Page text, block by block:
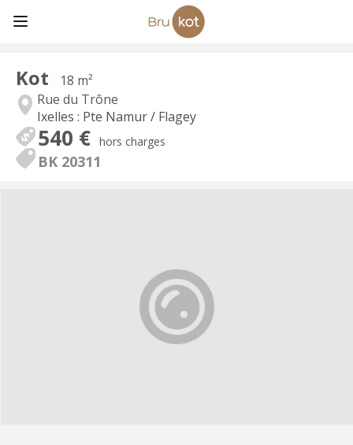
Kot
18 m²
Rue du Trône
Ixelles : Pte Namur / Flagey
540 € hors charges
BK 20311